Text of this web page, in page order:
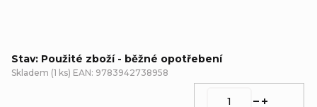
Stav: Použité zboží - běžné opotřebení
Skladem (1 ks) EAN: 9783942738958